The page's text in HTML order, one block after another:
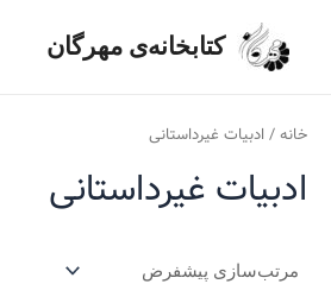
کتابخانه‌ی مهرگان
خانه/ ادبیات غیرداستانی
ادبیات غیرداستانی